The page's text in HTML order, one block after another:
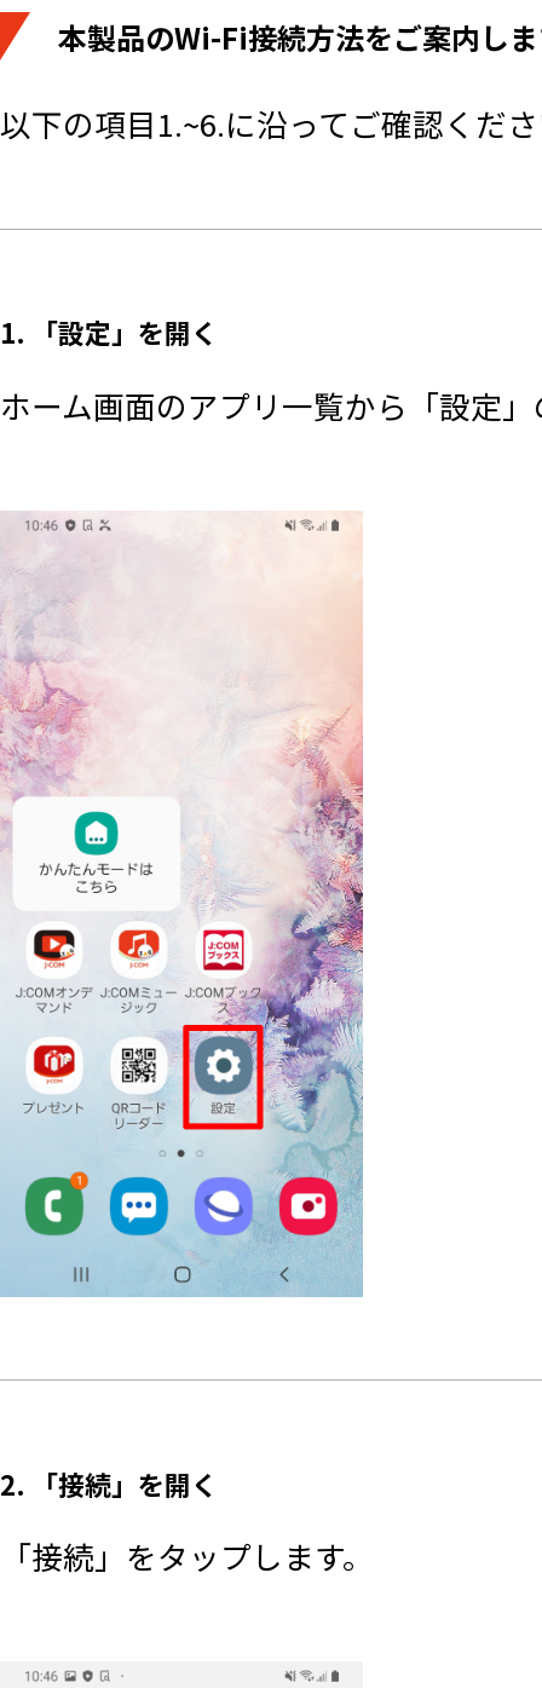
本製品のWi-Fi接続方法をご案内し
以下の項目1.~6.に沿ってご確認くだ
1. 「設定」を開く
ホーム画面のアプリ一覧から「設定
2. 「接続」を開く
「接続」をタップします。